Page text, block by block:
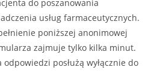
do poszanowania
usług farmaceutycznych.
poniższej anonimowej
zajmuje tylko kilka minut.
posłużą wyłącznie do